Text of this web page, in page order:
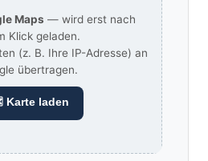
Maps — wird erst nach
Klick geladen.
(z. B. Ihre IP-Adresse) an
übertragen.
laden